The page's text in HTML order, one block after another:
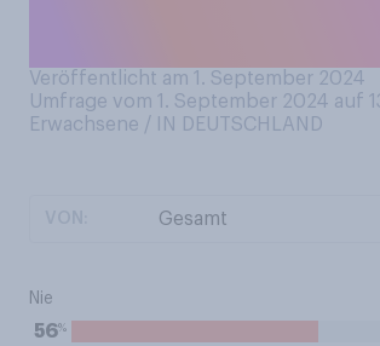
Veröffentlicht am 1. September 2024
Umfrage vom 1. September 2024 auf
Erwachsene / IN DEUTSCHLAND
Nie
56%